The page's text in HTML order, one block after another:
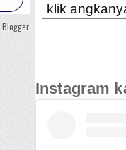
klik
Instagram
Blogger.